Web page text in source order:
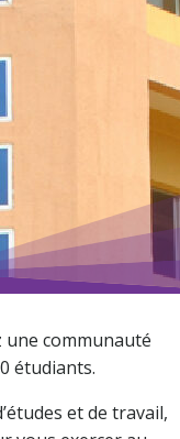
une communauté
étudiants.
et de travail,